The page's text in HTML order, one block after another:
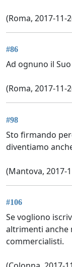
(Roma, 2017-11-
#86
Ad ognuno il
(Roma, 2017-11-
#98
Sto firmando
diventiamo
(Mantova, 2017-
#106
Se vogliono
altrimenti anche
commercialisti.